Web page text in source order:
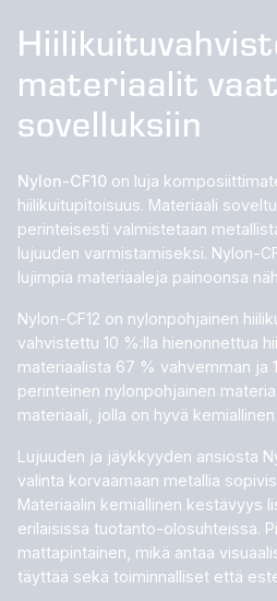
materiaalit
sovelluksiin
Nylon-CF10 on luja
hiilikuitupitoisuus. Materiaali
perinteisesti valmistetaan
lujuuden varmistamiseksi. Nylon-
lujimpia materiaaleja painoonsa
Nylon-CF12 on nylonpohjainen
vahvistettu 10 %:lla hienonnettua
materiaalista 67 % vahvemman ja
perinteinen nylonpohjainen
materiaali, jolla on hyvä
Lujuuden ja jäykkyyden ansiosta
valinta korvaamaan metallia
Materiaalin kemiallinen kestävyys
erilaisissa tuotanto-olosuhteissa.
mattapintainen, mikä antaa
täyttää sekä toiminnalliset että